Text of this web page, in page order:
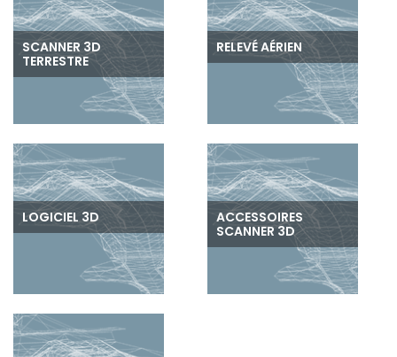
SCANNER 3D
TERRESTRE
RELEVÉ AÉRIEN
LOGICIEL 3D
ACCESSOIRES
SCANNER 3D